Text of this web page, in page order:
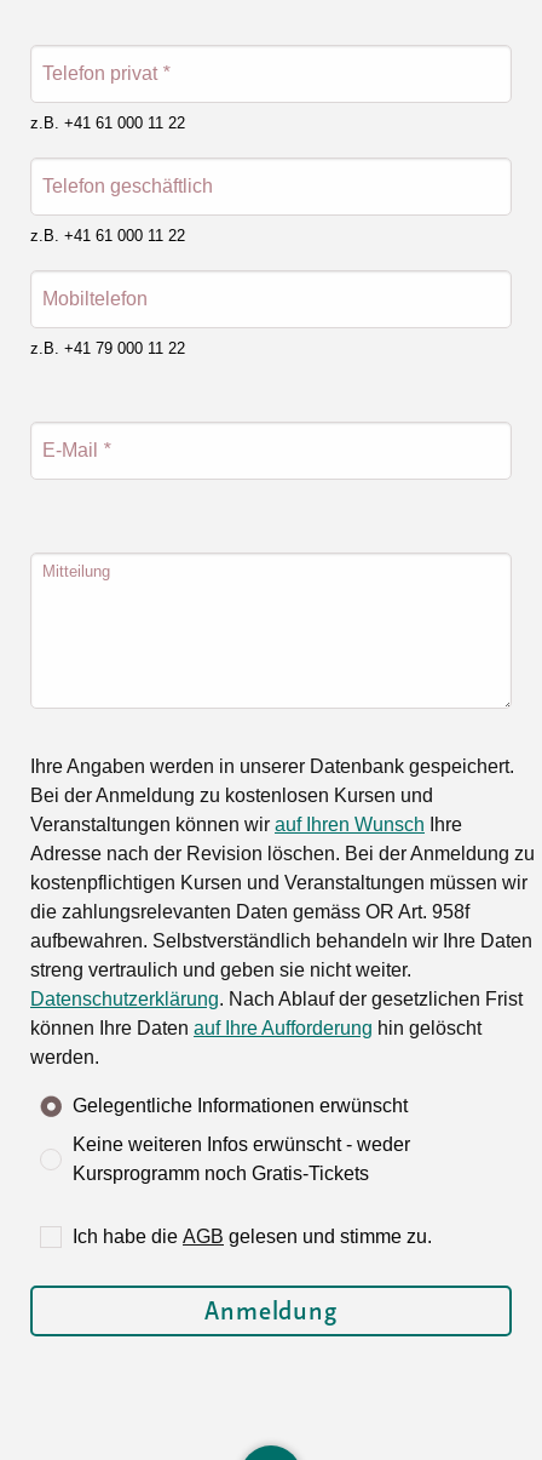
Telefon privat *
z.B. +41 61 000 11 22
Telefon geschäftlich
z.B. +41 61 000 11 22
Mobiltelefon
z.B. +41 79 000 11 22
E-Mail *
Mitteilung
Ihre Angaben werden in unserer Datenbank gespeichert.
Bei der Anmeldung zu kostenlosen Kursen und
Veranstaltungen können wir auf Ihren Wunsch Ihre
Adresse nach der Revision löschen. Bei der Anmeldung zu
kostenpflichtigen Kursen und Veranstaltungen müssen wir
die zahlungsrelevanten Daten gemäss OR Art. 958f
aufbewahren. Selbstverständlich behandeln wir Ihre Daten
streng vertraulich und geben sie nicht weiter.
Datenschutzerklärung. Nach Ablauf der gesetzlichen Frist
können Ihre Daten auf Ihre Aufforderung hin gelöscht
werden.
Gelegentliche Informationen erwünscht
Keine weiteren Infos erwünscht - weder
Kursprogramm noch Gratis-Tickets
Ich habe die AGB gelesen und stimme zu.